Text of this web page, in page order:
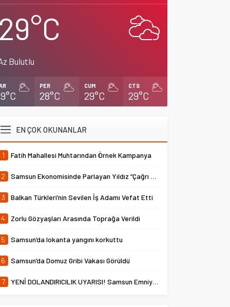
29°C
Bulutlu
PER
28°C
CUM
29°C
CTS
29°C
EN ÇOK OKUNANLAR
1 Fatih Mahallesi Muhtarından Örnek Kampanya
2 Samsun Ekonomisinde Parlayan Yıldız “Çağrı Temper”
3 Balkan Türkleri’nin Sevilen İş Adamı Vefat Etti
4 Zorlu Gözyaşları Arasında Toprağa Verildi
5 Samsun’da lokanta yangını korkuttu
6 Samsun’da Domuz Gribi Vakası Görüldü
7 YENİ DOLANDIRICILIK UYARISI! Samsun Emniyet Müdürlüğü Uyardı